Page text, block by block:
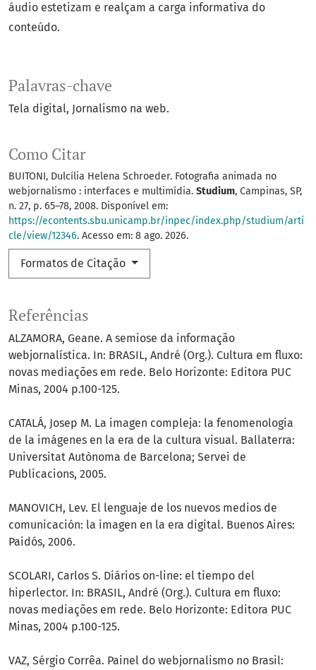
Palavras-chave
Tela digital Jornalismo na web.
Como Citar
BUITONI, Dulcília Helena Schroeder. Fotografia animada no
webjornalismo : interfaces e multimídia. Studium, Campinas, SP,
n. 27, p. 65–78, 2008. Disponível em:
https://econtents.sbu.unicamp.br/inpec/index.php/studium/arti
cle/view/12346. Acesso em: 8 ago. 2026.
Formatos de Citação
áudio estetizam e realçam a carga informativa do
conteúdo.
Referências
ALZAMORA, Geane. A semiose da informação
webjornalística. In: BRASIL, André (Org.). Cultura em fluxo:
novas mediações em rede. Belo Horizonte: Editora PUC
Minas, 2004 p.100-125.
CATALÁ, Josep M. La imagen compleja: la fenomenologia
de la imágenes en la era de la cultura visual. Ballaterra:
Universitat Autònoma de Barcelona; Servei de
Publicacions, 2005.
MANOVICH, Lev. El lenguaje de los nuevos medios de
comunicación: la imagen en la era digital. Buenos Aires:
Paidós, 2006.
SCOLARI, Carlos S. Diários on-line: el tiempo del
hiperlector. In: BRASIL, André (Org.). Cultura em fluxo:
novas mediações em rede. Belo Horizonte: Editora PUC
Minas, 2004 p.100-125.
VAZ, Sérgio Corrêa. Painel do webjornalismo no Brasil: